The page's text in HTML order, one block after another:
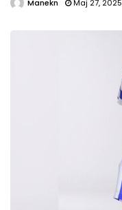
Manekn Maj 27, 2025